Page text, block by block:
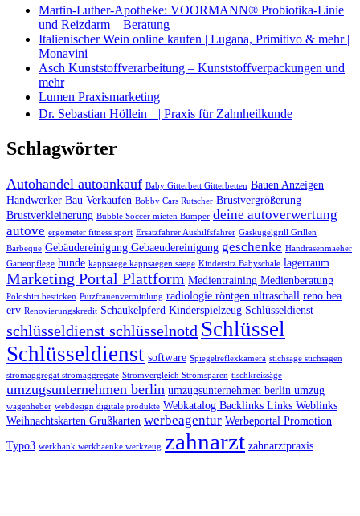
Martin-Luther-Apotheke: VOORMANN® Probiotika-Linie
und Reizdarm – Beratung
Italienischer Wein online kaufen | Lugana, Primitivo & mehr |
Monavini
Asch Kunststoffverarbeitung – Kunststoffverpackungen und
mehr
Lumen Praxismarketing
Dr. Sebastian Höllein | Praxis für Zahnheilkunde
Schlagwörter
Autohandel autoankauf Baby Gitterbett Gitterbetten Bauen Anzeigen
Handwerker Bau Verkaufen Bobby Cars Rutscher Brustvergrößerung
Brustverkleinerung Bubble Soccer mieten Bumper deine autoverwertung
autove ergometer fitness sport Ersatzfahrer Aushilfsfahrer Gaskugelgrill Grillen
Barbeque Gebäudereinigung Gebaeudereinigung geschenke Handrasenmaeher
Gartenpflege hunde kappsaege kappsaegen saege Kindersitz Babyschale lagerraum
Marketing Portal Plattform Medientraining Medienberatung
Poloshirt besticken Putzfrauenvermittlung radiologie röntgen ultraschall reno bea
erv Renovierungskredit Schaukelpferd Kinderspielzeug Schlüsseldienst
schlüsseldienst schlüsselnotd Schlüssel
Schlüsseldienst software Spiegelreflexkamera stichsäge stichsägen
stromaggregat stromaggregate Stromvergleich Stromsparen tischkreissäge
umzugsunternehmen berlin umzugsunternehmen berlin umzug
wagenheber webdesign digitale produkte Webkatalog Backlinks Links Weblinks
Weihnachtskarten Grußkarten werbeagentur Werbeportal Promotion
Typo3 werkbank werkbaenke werkzeug zahnarzt zahnarztpraxis